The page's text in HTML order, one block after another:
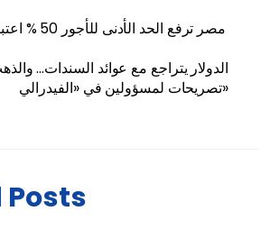
مصر ترفع الحد
الدولار يتراجع مع عوائد السندات…
تصريحات لمسؤولين في «الفيدرالي»
Posts